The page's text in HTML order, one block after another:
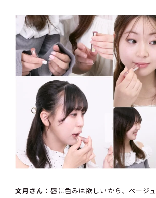
文月さん：唇に色みは欲しいから、ベージ